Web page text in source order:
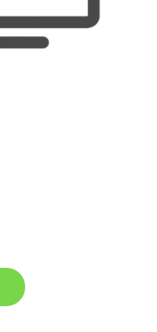
ÚJGENERÁCIÓS,
ADAPTÍV